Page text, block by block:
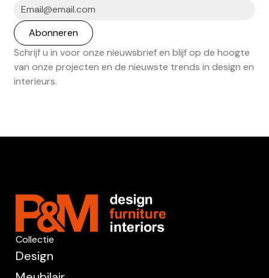
Schrijf u in voor onze nieuwsbrief en blijf op de hoogte
van onze projecten en de nieuwste trends in design en
interieurs.
Collectie
Design